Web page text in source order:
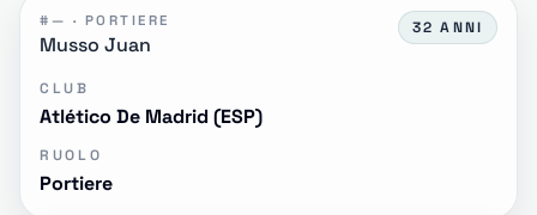
#— · PORTIERE
Musso Juan
32 ANNI
CLUB
Atlético De Madrid (ESP)
RUOLO
Portiere